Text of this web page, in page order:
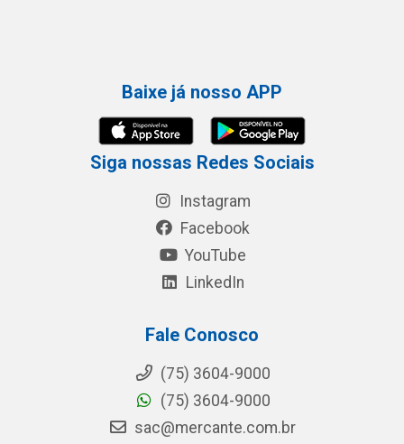
Baixe já nosso APP
Siga nossas Redes Sociais
Instagram
Facebook
YouTube
LinkedIn
Fale Conosco
(75) 3604-9000
(75) 3604-9000
sac@mercante.com.br